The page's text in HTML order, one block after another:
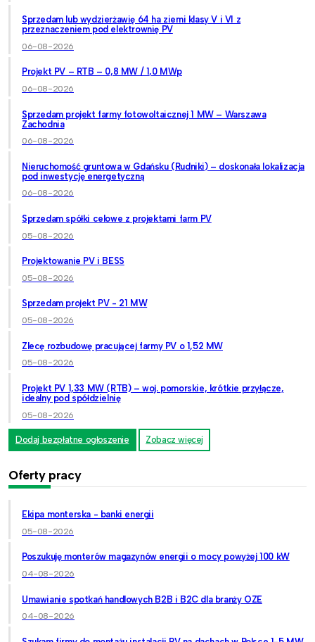
Sprzedam lub wydzierżawię 64 ha ziemi klasy V i VI z
przeznaczeniem pod elektrownię PV
06-08-2026
Projekt PV – RTB – 0,8 MW / 1,0 MWp
06-08-2026
Sprzedam projekt farmy fotowoltaicznej 1 MW – Warszawa
Zachodnia
06-08-2026
Nieruchomość gruntowa w Gdańsku (Rudniki) – doskonała lokalizacja
pod inwestycję energetyczną
06-08-2026
Sprzedam spółki celowe z projektami farm PV
05-08-2026
Projektowanie PV i BESS
05-08-2026
Sprzedam projekt PV - 21 MW
05-08-2026
Zlecę rozbudowę pracującej farmy PV o 1,52 MW
05-08-2026
Projekt PV 1,33 MW (RTB) – woj. pomorskie, krótkie przyłącze,
idealny pod spółdzielnię
05-08-2026
Dodaj bezpłatne ogłoszenie Zobacz więcej
Oferty pracy
Ekipa monterska - banki energii
05-08-2026
Poszukuję monterów magazynów energii o mocy powyżej 100 kW
04-08-2026
Umawianie spotkań handlowych B2B i B2C dla branży OZE
04-08-2026